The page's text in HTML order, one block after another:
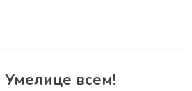
Умелице всем!